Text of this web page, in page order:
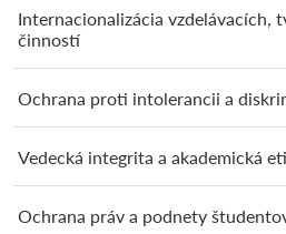
Internacionalizácia vzdelávacích,
činností
Ochrana proti intolerancii a
Vedecká integrita a akademická
Ochrana práv a podnety